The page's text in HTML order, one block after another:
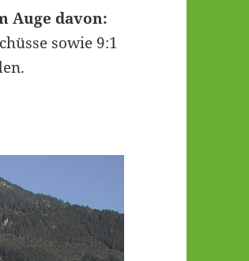
Auge davon:
sowie 9:1